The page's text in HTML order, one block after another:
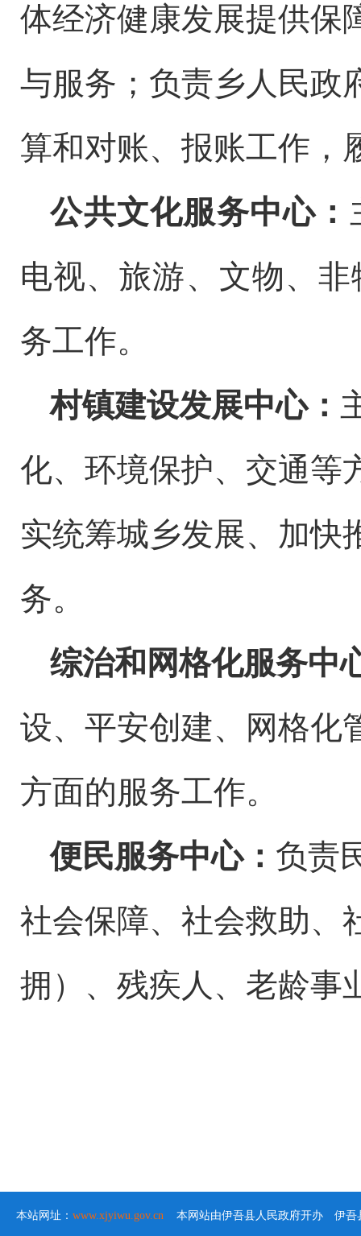
体经济健康发展提供保
与服务；负责乡人民政
算和对账、报账工作，
公共文化服务中心：
电视、旅游、 文物、
务工作。
村镇建设发展中心：
化、环境保护、交通等
实统筹城乡发展、加快
务。
综治和网格化服务中
设、平安创建、网格化
方面的服务工作。
便民服务中心： 负责
社会保障、社会救助、
拥）、残疾人、老龄事
本站网址： www.xjyiwu.gov.cn 本网站由伊吾县人民政府开办 伊吾